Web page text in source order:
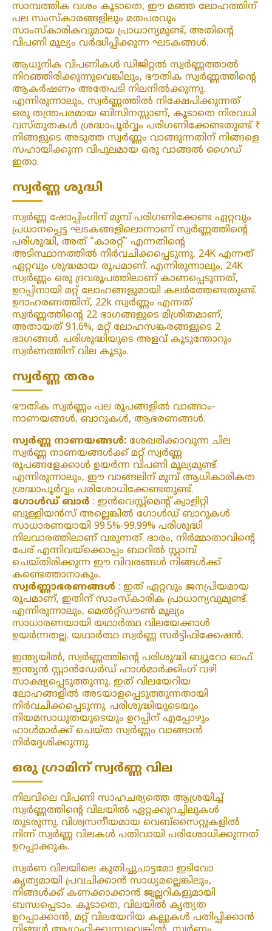
സാമ്പത്തിക വശം കൂടാതെ, ഈ മഞ്ഞ ലോഹത്തിന്
പല സംസ്കാരങ്ങളിലും മതപരവും
സാംസ്കാരികവുമായ പ്രാധാന്യമുണ്ട്, അതിന്റെ
വിപണി മൂല്യം വർദ്ധിപ്പിക്കുന്ന ഘടകങ്ങൾ.
ആധുനിക വിപണികൾ ഡിജിറ്റൽ സ്വർണ്ണത്താൽ
നിറഞ്ഞിരിക്കുന്നുവെങ്കിലും, ഭൗതിക സ്വർണ്ണത്തിന്റെ
ആകർഷണം അതേപടി നിലനിൽക്കുന്നു.
എന്നിരുന്നാലും, സ്വർണ്ണത്തിൽ നിക്ഷേപിക്കുന്നത്
ഒരു തന്ത്രപരമായ ബിസിനസ്സാണ്, കൂടാതെ നിരവധി
വസ്തുതകൾ ശ്രദ്ധാപൂർവ്വം പരിഗണിക്കേണ്ടതുണ്ട് ₹
നിങ്ങളുടെ അടുത്ത സ്വർണ്ണം വാങ്ങുന്നതിന് നിങ്ങളെ
സഹായിക്കുന്ന വിപുലമായ ഒരു വാങ്ങൽ ഗൈഡ്
ഇതാ.
സ്വർണ്ണ ശുദ്ധി
സ്വർണ്ണ ഷോപ്പിംഗിന് മുമ്പ് പരിഗണിക്കേണ്ട ഏറ്റവും
പ്രധാനപ്പെട്ട ഘടകങ്ങളിലൊന്നാണ് സ്വർണ്ണത്തിന്റെ
പരിശുദ്ധി, അത് "കാരറ്റ്" എന്നതിന്റെ
അടിസ്ഥാനത്തിൽ നിർവചിക്കപ്പെടുന്നു, 24K എന്നത്
ഏറ്റവും ശുദ്ധമായ രൂപമാണ്. എന്നിരുന്നാലും, 24K
സ്വർണ്ണം ഒരു ദ്രവരൂപത്തിലാണ് കാണപ്പെടുന്നത്,
ഉറപ്പിനായി മറ്റ് ലോഹങ്ങളുമായി കലർത്തേണ്ടതുണ്ട്.
ഉദാഹരണത്തിന്, 22k സ്വർണ്ണം എന്നത്
സ്വർണ്ണത്തിന്റെ 22 ഭാഗങ്ങളുടെ മിശ്രിതമാണ്,
അതായത് 91.6%, മറ്റ് ലോഹസങ്കരങ്ങളുടെ 2
ഭാഗങ്ങൾ. പരിശുദ്ധിയുടെ അളവ് കൂടുന്തോറും
സ്വർണത്തിന് വില കൂടും.
സ്വർണ്ണ തരം
ഭൗതിക സ്വർണ്ണം പല രൂപങ്ങളിൽ വാങ്ങാം-
നാണയങ്ങൾ, ബാറുകൾ, ആഭരണങ്ങൾ.
സ്വർണ്ണ നാണയങ്ങൾ: ശേഖരിക്കാവുന്ന ചില
സ്വർണ്ണ നാണയങ്ങൾക്ക് മറ്റ് സ്വർണ്ണ
രൂപങ്ങളേക്കാൾ ഉയർന്ന വിപണി മൂല്യമുണ്ട്.
എന്നിരുന്നാലും, ഈ വാങ്ങലിന് മുമ്പ് ആധികാരികത
ശ്രദ്ധാപൂർവ്വം പരിശോധിക്കേണ്ടതുണ്ട്.
ഗോൾഡ് ബാർ : ഇൻവെസ്റ്റ്മെന്റ് ക്വാളിറ്റി
ബുള്ളിയൻസ് അല്ലെങ്കിൽ ഗോൾഡ് ബാറുകൾ
സാധാരണയായി 99.5%-99.99% പരിശുദ്ധി
നിലവാരത്തിലാണ് വരുന്നത്. ഭാരം, നിർമ്മാതാവിന്റെ
പേര് എന്നിവയ്‌ക്കൊപ്പം ബാറിൽ സ്റ്റാമ്പ്
ചെയ്‌തിരിക്കുന്ന ഈ വിവരങ്ങൾ നിങ്ങൾക്ക്
കണ്ടെത്താനാകും.
സ്വർണ്ണാഭരണങ്ങൾ : ഇത് ഏറ്റവും ജനപ്രിയമായ
രൂപമാണ്, ഇതിന് സാംസ്കാരിക പ്രാധാന്യവുമുണ്ട്.
എന്നിരുന്നാലും, മെൽറ്റ്ഡൗൺ മൂല്യം
സാധാരണയായി യഥാർത്ഥ വിലയേക്കാൾ
ഉയർന്നതല്ല. യഥാർത്ഥ സ്വർണ്ണ സർട്ടിഫിക്കേഷൻ.
ഇന്ത്യയിൽ, സ്വർണ്ണത്തിന്റെ പരിശുദ്ധി ബ്യൂറോ ഓഫ്
ഇന്ത്യൻ സ്റ്റാൻഡേർഡ് ഹാൾമാർക്കിംഗ് വഴി
സാക്ഷ്യപ്പെടുത്തുന്നു, ഇത് വിലയേറിയ
ലോഹങ്ങളിൽ അടയാളപ്പെടുത്തുന്നതായി
നിർവചിക്കപ്പെടുന്നു. പരിശുദ്ധിയുടെയും
നിയമസാധുതയുടെയും ഉറപ്പിന് എപ്പോഴും
ഹാൾമാർക്ക് ചെയ്ത സ്വർണ്ണം വാങ്ങാൻ
നിർദ്ദേശിക്കുന്നു.
ഒരു ഗ്രാമിന് സ്വർണ്ണ വില
നിലവിലെ വിപണി സാഹചര്യത്തെ ആശ്രയിച്ച്
സ്വർണ്ണത്തിന്റെ വിലയിൽ ഏറ്റക്കുറച്ചിലുകൾ
തുടരുന്നു. വിശ്വസനീയമായ വെബ്‌സൈറ്റുകളിൽ
നിന്ന് സ്വർണ്ണ വിലകൾ പതിവായി പരിശോധിക്കുന്നത്
ഉറപ്പാക്കുക.
സ്വർണ വിലയിലെ കുതിച്ചുചാട്ടമോ ഇടിവോ
കൃത്യമായി പ്രവചിക്കാൻ സാധ്യമല്ലെങ്കിലും,
നിങ്ങൾക്ക് കണക്കാക്കാൻ ജ്വല്ലറികളുമായി
ബന്ധപ്പെടാം. കൂടാതെ, വിലയിൽ കൃത്യത
ഉറപ്പാക്കാൻ, മറ്റ് വിലയേറിയ കല്ലുകൾ പതിപ്പിക്കാൻ